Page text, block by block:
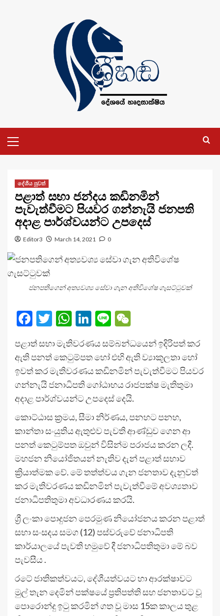
Menu
දේශීය පුවත්
පළාත් සභා ජන්දය කඩිනමින්
පැවැත්වීමට පියවර ගන්නැයි ජනපති
අදාළ පාර්ශ්වයන්ට උපදෙස්
Editor3 March 14, 2021 0
ජනපතිගෙන් අත්‍යවශ්‍ය සේවා ගැන අතිවිශේෂ ගැසට්ටුවක්
Facebook
Twitter
WhatsApp
LinkedIn
Line
පළාත් සභා මැතිවරණය සම්බන්ධයෙන් ඉදිරිපත් කර
ඇති පනත් කෙටුම්පත හෝ එහි ඇති ව්‍යාකූලතා හෝ
ඉවත් කර මැතිවරණය කඩිනමින් පැවැත්වීමට පියවර
ගන්නැයි ජනාධිපති ගෝඨාභය රාජපක්ෂ මැතිතුමා
අදාළ පාර්ශ්වයන්ට උපදෙස් දෙයි.
කොට්ඨාස ක්‍රමය, සීමා නිර්ණය, පනහට පනහ,
කාන්තා සංයුතිය ඇතුළුව පැවති ආණ්ඩුව ගෙන ආ
පනත් කෙටුම්පත ඔවුන් විසින්ම පරාජය කරන ලදී.
මහජන නියෝජිතයන් නැතිව දැන් පළාත් සභාව
ක්‍රියාත්මක වේ. මේ තත්ත්වය ගැන ජනතාව දැනුවත්
කර මැතිවරණය කඩිනමින් පැවැත්වීමේ අවශ්‍යතාව
ජනාධිපතිතුමා අවධාරණය කරයි.
ශ්‍රී ලංකා පොදුජන පෙරමුණ නියෝජනය කරන පළාත්
සභා සංසදය සමග (12) පස්වරුවේ ජනාධිපති
කාර්යාලයේ පැවති හමුවේ දී ජනාධිපතිතුමා මේ බව
පැවසීය .
රටේ ජාතිකත්වයට, දේශීයත්වයට හා ආරක්ෂාවට
මුල් තැන දෙමින් පක්ෂයේ ප්‍රතිපත්ති සහ ජනතාවට වූ
පොරොන්දු ඉටු කරමින් ගත වූ මාස 15ක කාලය තුළ